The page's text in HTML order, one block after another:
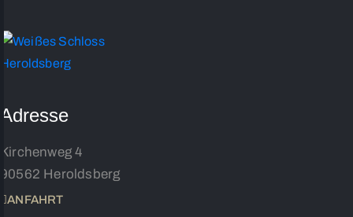
Adresse
Kirchenweg 4
90562 Heroldsberg
ANFAHRT